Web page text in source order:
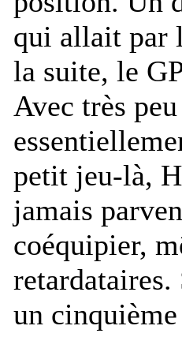
qui allait par
la suite, le
Avec très
petit jeu-là,
jamais
coéquipier,
un